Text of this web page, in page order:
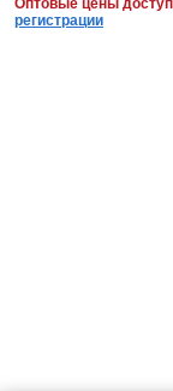
Оптовые цены
регистрации